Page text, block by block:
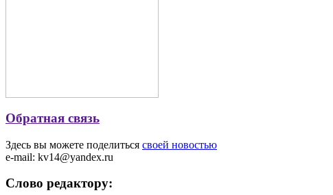
Обратная связь
Здесь вы можете поделиться своей новостью
e-mail: kv14@yandex.ru
Слово редактору: